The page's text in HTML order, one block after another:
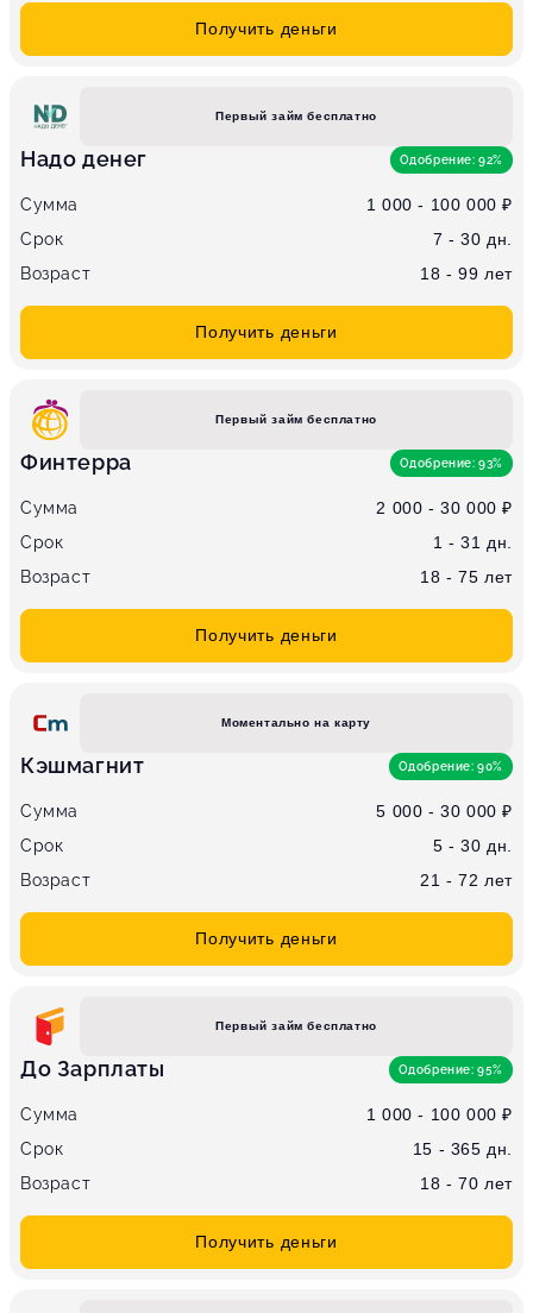
Получить деньги
Первый займ бесплатно
Надо денег Одобрение: 92%
Сумма
1 000 - 100 000 ₽
Срок
7 - 30 дн.
Возраст
18 - 99 лет
Получить деньги
Первый займ бесплатно
Финтерра Одобрение: 93%
Сумма
2 000 - 30 000 ₽
Срок
1 - 31 дн.
Возраст
18 - 75 лет
Получить деньги
Моментально на карту
Кэшмагнит Одобрение: 90%
Сумма
5 000 - 30 000 ₽
Срок
5 - 30 дн.
Возраст
21 - 72 лет
Получить деньги
Первый займ бесплатно
До Зарплаты Одобрение: 95%
Сумма
1 000 - 100 000 ₽
Срок
15 - 365 дн.
Возраст
18 - 70 лет
Получить деньги